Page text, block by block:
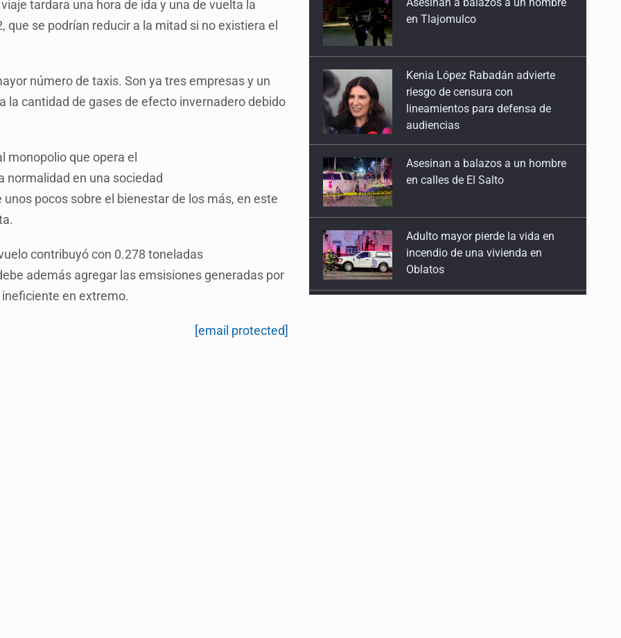
tardara una hora de ida y una de vuelta la
se podrían reducir a la mitad si no existiera el
número de taxis. Son ya tres empresas y un
cantidad de gases de efecto invernadero debido
monopolio que opera el
normalidad en una sociedad
pocos sobre el bienestar de los más, en este
contribuyó con 0.278 toneladas
además agregar las emsisiones generadas por
en extremo.
[email protected]
26 de Enero de 2026
12 de Enero de 2026
Kenia López Rabadán advierte
riesgo de censura con
audiencias
Asesinan a balazos a un hombre
en calles de El Salto
Adulto mayor pierde la vida en
incendio de una vivienda en
Advierten retrocesos en
transparencia tras desaparición
del INAI